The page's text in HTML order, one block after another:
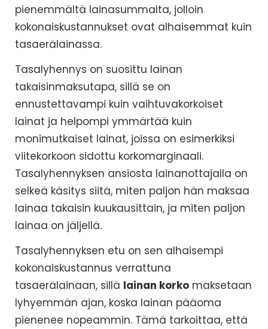
pienemmältä lainasummalta, jolloin
kokonaiskustannukset ovat alhaisemmat kuin
tasaerälainassa.
Tasalyhennys on suosittu lainan
takaisinmaksutapa, sillä se on
ennustettavampi kuin vaihtuvakorkoiset
lainat ja helpompi ymmärtää kuin
monimutkaiset lainat, joissa on esimerkiksi
viitekorkoon sidottu korkomarginaali.
Tasalyhennyksen ansiosta lainanottajalla on
selkeä käsitys siitä, miten paljon hän maksaa
lainaa takaisin kuukausittain, ja miten paljon
lainaa on jäljellä.
Tasalyhennyksen etu on sen alhaisempi
kokonaiskustannus verrattuna
tasaerälainaan, sillä lainan korko maksetaan
lyhyemmän ajan, koska lainan pääoma
pienenee nopeammin. Tämä tarkoittaa, että